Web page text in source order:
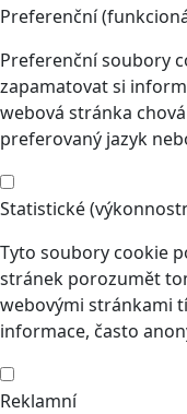
Preferenční
Preferenční soubory
zapamatovat si
webová stránka
preferovaný jazyk
Statistické
Tyto soubory cookie
stránek porozumět
webovými stránkami
informace, často
Reklamní